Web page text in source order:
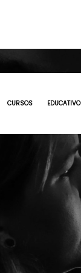
CURSOS EDUCATIVO